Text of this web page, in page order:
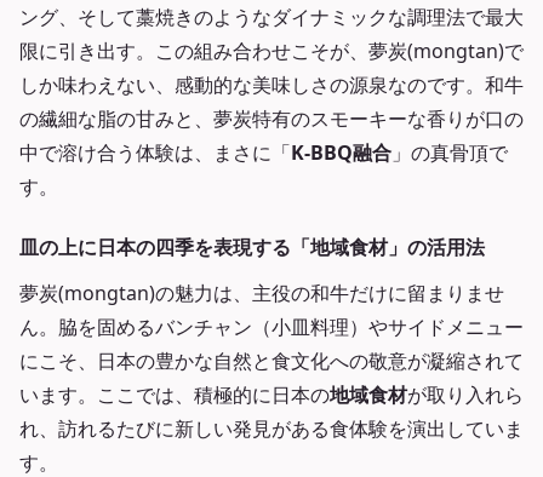
ング、そして藁焼きのようなダイナミックな調理法で最大
限に引き出す。この組み合わせこそが、夢炭(mongtan)で
しか味わえない、感動的な美味しさの源泉なのです。和牛
の繊細な脂の甘みと、夢炭特有のスモーキーな香りが口の
中で溶け合う体験は、まさに「K-BBQ融合 」の真骨頂で
す。
皿の上に日本の四季を表現する「地域食材」の活用法
夢炭(mongtan)の魅力は、主役の和牛だけに留まりませ
ん。脇を固めるバンチャン（小皿料理）やサイドメニュー
にこそ、日本の豊かな自然と食文化への敬意が凝縮されて
います。ここでは、積極的に日本の地域食材が取り入れら
れ、訪れるたびに新しい発見がある食体験を演出していま
す。